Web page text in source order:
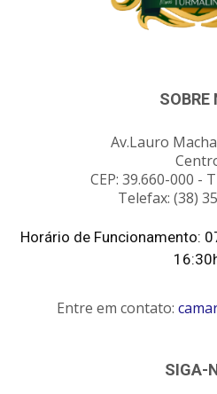
SOBRE
Av.Lauro
CEP: 39.660-000 -
Telefax: (38)
Horário de Funcionamento:
Entre em contato:
SIGA-